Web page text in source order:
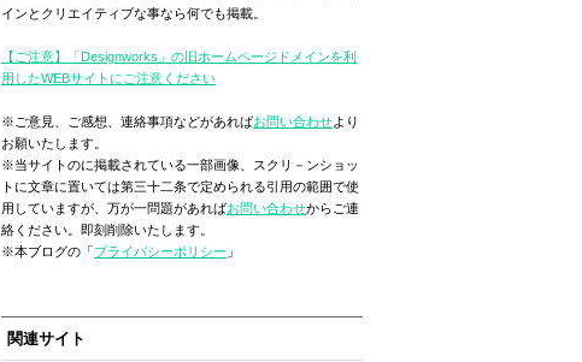
インとクリエイティブな事なら何でも掲載。
【ご注意】「Designworks」の旧ホームページドメインを利
用したWEBサイトにご注意ください
※ご意見、ご感想、連絡事項などがあればお問い合わせより
お願いたします。
※当サイトのに掲載されている一部画像、スクリ－ンショッ
トに文章に置いては第三十二条で定められる引用の範囲で使
用していますが、万が一問題があればお問い合わせからご連
絡ください。即刻削除いたします。
※本ブログの「プライバシーポリシー 」
関連サイト